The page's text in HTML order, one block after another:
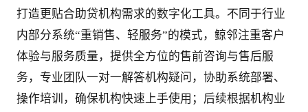
打造更贴合助贷机构需求的数字化工具。不同于行业
内部分系统“重销售、轻服务”的模式，鲸邻注重客户
体验与服务质量，提供全方位的售前咨询与售后服
务，专业团队一对一解答机构疑问，协助系统部署、
操作培训，确保机构快速上手使用；后续根据机构业